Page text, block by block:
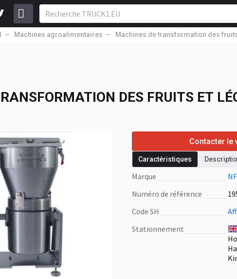
Machines agroalimentaires Machines de transformation des
DES FRUITS ET
Contacter le
Caractéristiques
Marque
Numéro de référence
Code SH
Stationnement